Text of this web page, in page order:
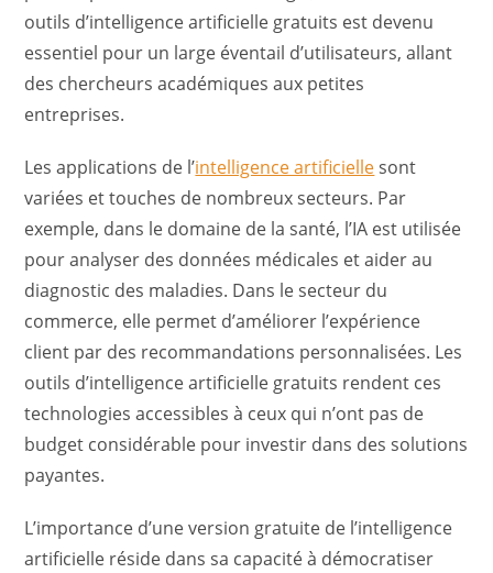
outils d’intelligence artificielle gratuits est devenu
essentiel pour un large éventail d’utilisateurs, allant
des chercheurs académiques aux petites
entreprises.
Les applications de l’intelligence artificiellesont
variées et touches de nombreux secteurs. Par
exemple, dans le domaine de la santé, l’IA est utilisée
pour analyser des données médicales et aider au
diagnostic des maladies. Dans le secteur du
commerce, elle permet d’améliorer l’expérience
client par des recommandations personnalisées. Les
outils d’intelligence artificielle gratuits rendent ces
technologies accessibles à ceux qui n’ont pas de
budget considérable pour investir dans des solutions
payantes.
L’importance d’une version gratuite de l’intelligence
artificielle réside dans sa capacité à démocratiser